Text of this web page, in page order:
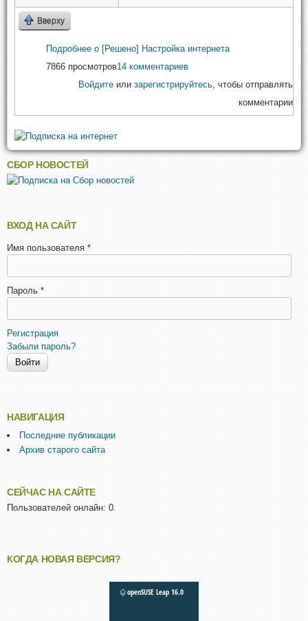
Вверху
Подробнее о [Решено] Настройка интернета
7866 просмотров14 комментариев
Войдите или зарегистрируйтесь, чтобы отправлять
комментарии
СБОР НОВОСТЕЙ
ВХОД НА САЙТ
Имя пользователя *
Пароль *
Регистрация
Забыли пароль?
НАВИГАЦИЯ
Последние публикации
Архив старого сайта
СЕЙЧАС НА САЙТЕ
Пользователей онлайн: 0.
КОГДА НОВАЯ ВЕРСИЯ?